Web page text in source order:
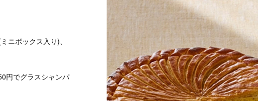
ニボックス入り)、
円でグラスシャンパ